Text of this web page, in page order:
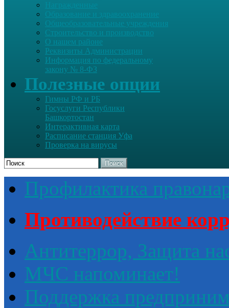
Награжденные
Образование и здравоохранение
Общеобразовательные учреждения
Строительство и производство
О нашем районе
Реквизиты Администрации
Информация по федеральному
закону № 8-ФЗ
Полезные опции
Гимны РФ и РБ
Госуслуги Республики
Башкортостан
Интерактивная карта
Расписание станция Уфа
Проверка на вирусы
Поиск
Профилактика
Противодействие
Антитеррор, Защита
МЧС напоминает!
Поддержка